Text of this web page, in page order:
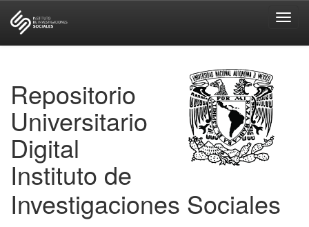
Repositorio
Universitario
Digital
Instituto de
Investigaciones Sociales